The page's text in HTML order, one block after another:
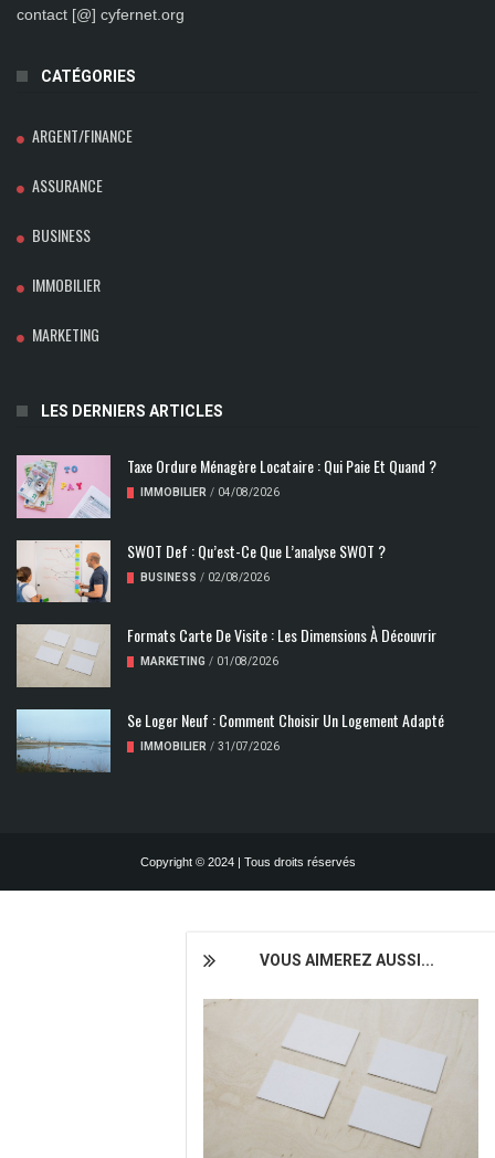
VOUS AIMEREZ AUSSI...
contact [@] cyfernet.org
CATÉGORIES
ARGENT/FINANCE
ASSURANCE
BUSINESS
IMMOBILIER
MARKETING
LES DERNIERS ARTICLES
Taxe Ordure Ménagère Locataire : Qui Paie Et Quand ?
IMMOBILIER / 04/08/2026
SWOT Def : Qu’est-Ce Que L’analyse SWOT ?
BUSINESS / 02/08/2026
Formats Carte De Visite : Les Dimensions À Découvrir
MARKETING / 01/08/2026
Se Loger Neuf : Comment Choisir Un Logement Adapté
IMMOBILIER / 31/07/2026
Copyright © 2024 | Tous droits réservés